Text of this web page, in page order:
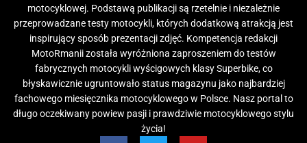
motocyklowej. Podstawą publikacji są rzetelnie i niezależnie
przeprowadzane testy motocykli, których dodatkową atrakcją jest
inspirujący sposób prezentacji zdjęć. Kompetencja redakcji
MotoRmanii została wyróżniona zaproszeniem do testów
fabrycznych motocykli wyścigowych klasy Superbike, co
błyskawicznie ugruntowało status magazynu jako najbardziej
fachowego miesięcznika motocyklowego w Polsce. Nasz portal to
długo oczekiwany powiew pasji i prawdziwie motocyklowego stylu
życia!